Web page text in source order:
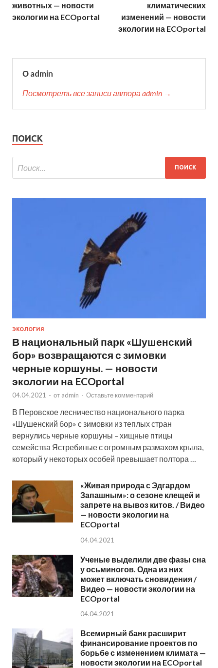
животных — новости
экологии на ECOportal
климатических
изменений — новости
экологии на ECOportal
О admin
Посмотреть все записи автора admin →
ПОИСК
ЭКОЛОГИЯ
В национальный парк «Шушенский
бор» возвращаются с зимовки
черные коршуны. — новости
экологии на ECOportal
04.04.2021 - от admin - Оставьте комментарий
В Перовское лесничество национального парка
«Шушенский бор» с зимовки из теплых стран
вернулись черные коршуны – хищные птицы
семейства Ястребиные с огромным размахом крыла,
который у некоторых особей превышает полтора …
«Живая природа с Эдгардом
Запашным»: о сезоне клещей и
запрете на вывоз китов. / Видео
— новости экологии на
ECOportal
04.04.2021
Ученые выделили две фазы сна
у осьминогов. Одна из них
может включать сновидения /
Видео — новости экологии на
ECOportal
04.04.2021
Всемирный банк расширит
финансирование проектов по
борьбе с изменением климата —
новости экологии на ECOportal